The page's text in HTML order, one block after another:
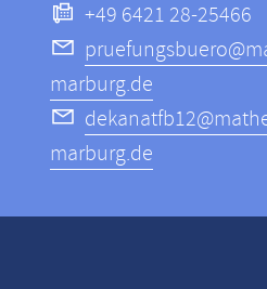
+49 6421 28-25466
marburg.de
marburg.de